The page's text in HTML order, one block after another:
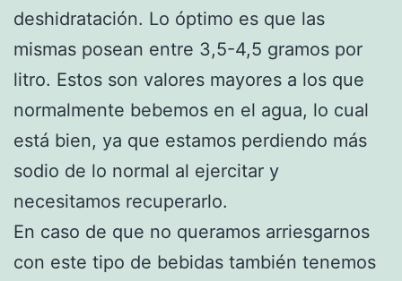
deshidratación. Lo óptimo es que las
mismas posean entre 3,5-4,5 gramos por
litro. Estos son valores mayores a los que
normalmente bebemos en el agua, lo cual
está bien, ya que estamos perdiendo más
sodio de lo normal al ejercitar y
necesitamos recuperarlo.
En caso de que no queramos arriesgarnos
con este tipo de bebidas también tenemos